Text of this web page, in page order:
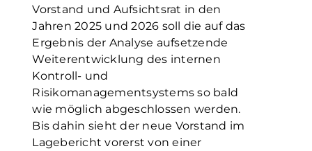
Vorstand und Aufsichtsrat in den
Jahren 2025 und 2026 soll die auf das
Ergebnis der Analyse aufsetzende
Weiterentwicklung des internen
Kontroll- und
Risikomanagementsystems so bald
wie möglich abgeschlossen werden.
Bis dahin sieht der neue Vorstand im
Lagebericht vorerst von einer